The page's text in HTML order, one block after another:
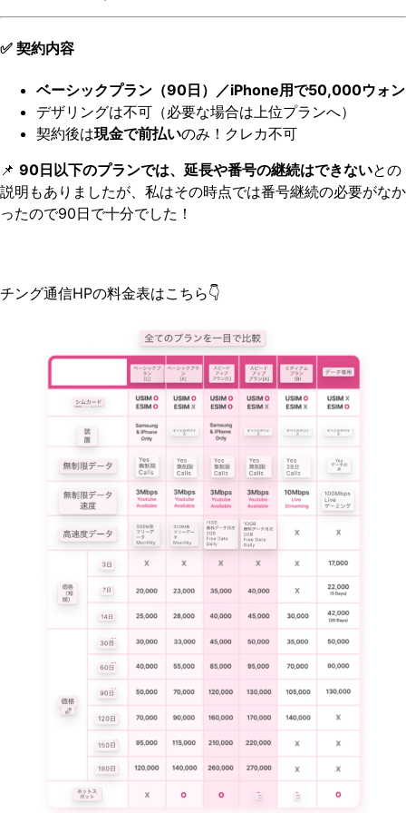
✅ 契約内容
ベーシックプラン（90日）／iPhone用で50,000ウォン
デザリングは不可（必要な場合は上位プランへ）
契約後は現金で前払いのみ！クレカ不可
📌 90日以下のプランでは、延長や番号の継続はできないとの
説明もありましたが、私はその時点では番号継続の必要がなか
ったので90日で十分でした！
チング通信HPの料金表はこちら👇